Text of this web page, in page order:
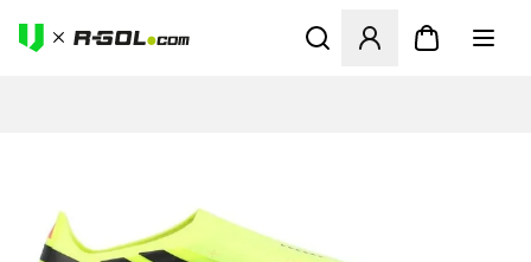
Odpre Modal za prijavo ali